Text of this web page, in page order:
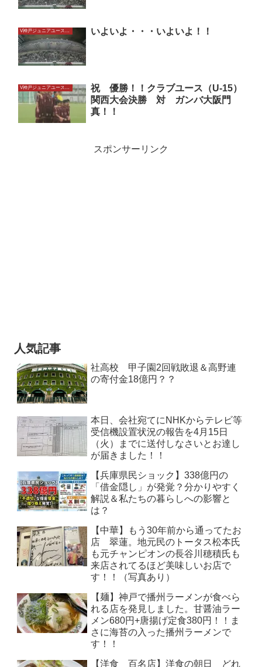
V神戸ジュニアユースU15 いよいよ・・・いよいよ！！
V神戸ジュニアユースU15
祝 優勝！！クラブユース（U-15）
関西大会決勝 対 ガンバ大阪門
真！！
スポンサーリンク
人気記事
社高校 甲子園2回戦敗退＆高野連
の寄付金18億円？？
本日、会社宛てにNHKからテレビ等
受信機設置状況の報告を4月15日
（火）までに送付しなさいとお達し
が届きました！！
【兵庫県民ショック】338億円の
「借金隠し」が発覚？分かりやすく
解説＆私たちの暮らしへの影響と
は？
【中華】もう30年前から通ってたお
店 翠蓮。地元民のトータス松本氏
も元チャンピオンの長谷川穂積氏も
来店されてるほど美味しいお店で
す！！（写真あり）
【麺】神戸で播州ラーメンが食べら
れる店を発見しました。甘醤油ラー
メン680円+唐揚げ定食380円！！ま
さに海苔の入った播州ラーメンで
す！！
【洋食 百名店】洋食の朝日 どれ